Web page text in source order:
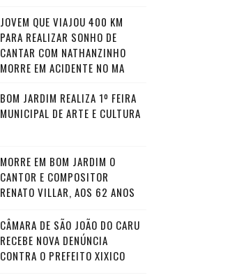
JOVEM QUE VIAJOU 400 KM
PARA REALIZAR SONHO DE
CANTAR COM NATHANZINHO
MORRE EM ACIDENTE NO MA
BOM JARDIM REALIZA 1º FEIRA
MUNICIPAL DE ARTE E CULTURA
MORRE EM BOM JARDIM O
CANTOR E COMPOSITOR
RENATO VILLAR, AOS 62 ANOS
CÂMARA DE SÃO JOÃO DO CARU
RECEBE NOVA DENÚNCIA
CONTRA O PREFEITO XIXICO